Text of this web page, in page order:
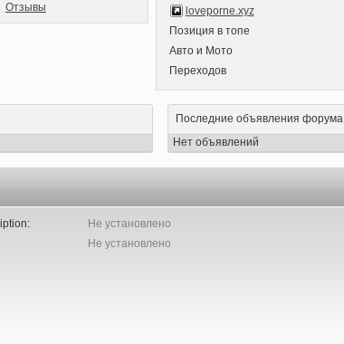
Отзывы
loveporne.xyz
Позиция в топе
Авто и Мото
Переходов
Последние объявления форума
Нет объявлений
Не установлено
Не установлено